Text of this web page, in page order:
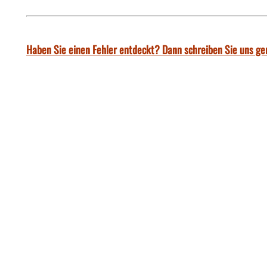
Haben Sie einen Fehler entdeckt? Dann schreiben Sie uns